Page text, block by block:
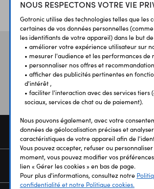
ÉTABLISSEMENTS
SCOLAIRES
PLUS
Vos aviset
COMMANDE
SERVICES
NOUS RESPECTONS VOTRE VIE
Gotronic utilise des technologies telles que les
certaines de vos données personnelles
les identifiants de votre appareil) dans le but
• améliorer votre expérience utilisateur sur
• mesurer l'audience et les performances de
• personnaliser nos offres et
• afficher des publicités pertinentes en
d'intérêt ,
• faciliter l'interaction avec des services tiers
sociaux, services de chat ou de paiement).
Nous pouvons également, avec votre
données de géolocalisation précises et
caractéristiques de votre appareil afin de
Vous pouvez accepter, refuser ou
moment, vous pouvez modifier vos
lien « Gérer les cookies » en bas de page.
Pour plus d'informations, consultez notre
confidentialité et notre Politique cookies.